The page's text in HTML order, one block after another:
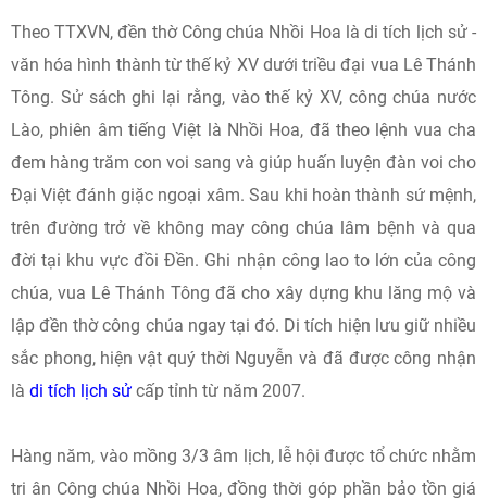
Theo TTXVN, đền thờ Công chúa Nhồi Hoa là di tích lịch sử -
văn hóa hình thành từ thế kỷ XV dưới triều đại vua Lê Thánh
Tông. Sử sách ghi lại rằng, vào thế kỷ XV, công chúa nước
Lào, phiên âm tiếng Việt là Nhồi Hoa, đã theo lệnh vua cha
đem hàng trăm con voi sang và giúp huấn luyện đàn voi cho
Đại Việt đánh giặc ngoại xâm. Sau khi hoàn thành sứ mệnh,
trên đường trở về không may công chúa lâm bệnh và qua
đời tại khu vực đồi Đền. Ghi nhận công lao to lớn của công
chúa, vua Lê Thánh Tông đã cho xây dựng khu lăng mộ và
lập đền thờ công chúa ngay tại đó. Di tích hiện lưu giữ nhiều
sắc phong, hiện vật quý thời Nguyễn và đã được công nhận
là di tích lịch sử cấp tỉnh từ năm 2007.
Hàng năm, vào mồng 3/3 âm lịch, lễ hội được tổ chức nhằm
tri ân Công chúa Nhồi Hoa, đồng thời góp phần bảo tồn giá